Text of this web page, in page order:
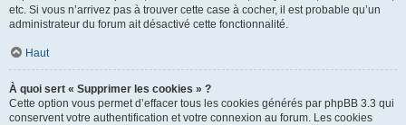
etc. Si vous n’arrivez pas à trouver cette case à cocher, il est probable qu’un
administrateur du forum ait désactivé cette fonctionnalité.
Haut
À quoi sert « Supprimer les cookies » ?
Cette option vous permet d’effacer tous les cookies générés par phpBB 3.3 qui
conservent votre authentification et votre connexion au forum. Les cookies